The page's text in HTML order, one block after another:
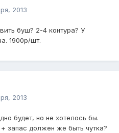
2013
буш? 2-4 контура? У
1900р/шт.
2013
будет, но не хотелось бы.
запас должен же быть чутка?